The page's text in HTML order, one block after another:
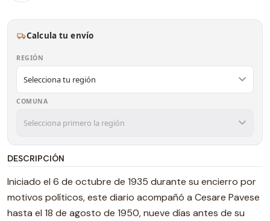
Calcula tu envío
REGIÓN
COMUNA
DESCRIPCIÓN
Iniciado el 6 de octubre de 1935 durante su encierro por
motivos políticos, este diario acompañó a Cesare Pavese
hasta el 18 de agosto de 1950, nueve días antes de su